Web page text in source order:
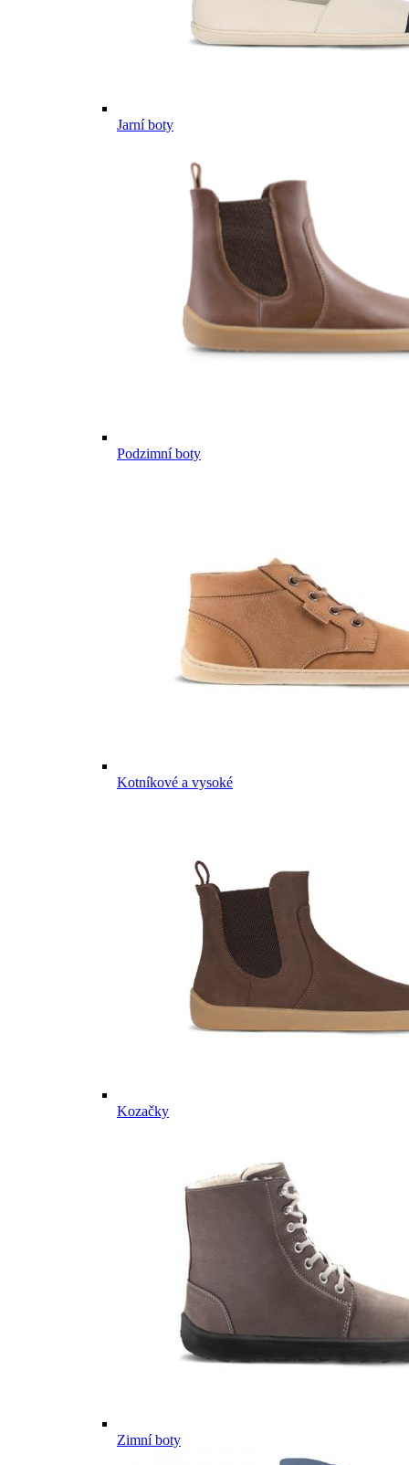
Jarní boty
Podzimní boty
Kotníkové a vysoké
Kozačky
Zimní boty